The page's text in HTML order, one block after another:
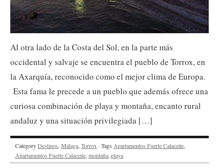
Al otra lado de la Costa del Sol, en la parte más
occidental y salvaje se encuentra el pueblo de Torrox, en
la Axarquía, reconocido como el mejor clima de Europa.
Esta fama le precede a un pueblo que además ofrece una
curiosa combinación de playa y montaña, encanto rural
andaluz y una situación privilegiada […]
CategoryDestinos,Málaga,Torrox · Tags Apartamentos Fuerte Calaceite,
Apartamentos Fuerte Calaceite,montaña,playa